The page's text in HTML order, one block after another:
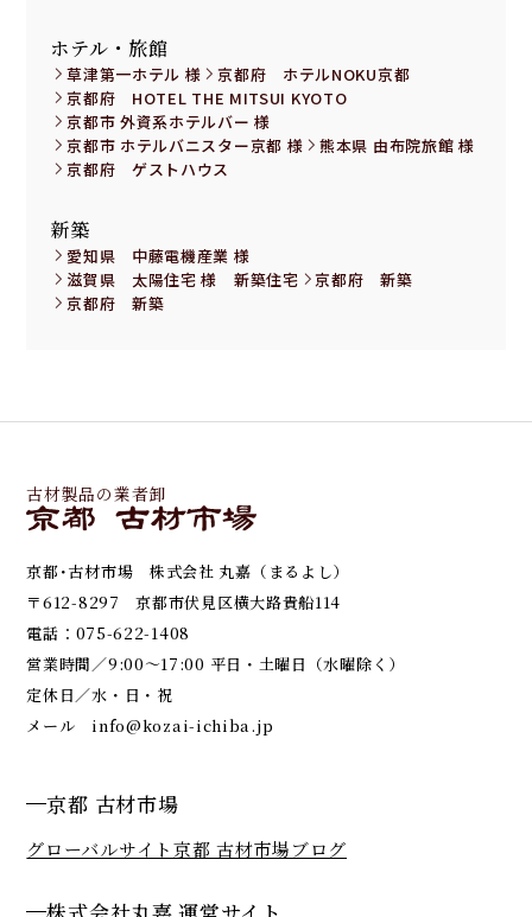
ホテル・旅館
草津第一ホテル 様
京都府 ホテルNOKU京都
京都府 HOTEL THE MITSUI KYOTO
京都市 外資系ホテルバー 様
京都市 ホテルバニスター京都 様
熊本県 由布院旅館 様
京都府 ゲストハウス
新築
愛知県 中藤電機産業 様
滋賀県 太陽住宅 様 新築住宅
京都府 新築
京都府 新築
古材製品の業者卸
京都･古材市場 株式会社 丸嘉（まるよし）
〒612-8297 京都市伏見区横大路貴船114
電話： 075-622-1408
営業時間／9:00～17:00 平日・土曜日（水曜除く）
定休日／水・日・祝
メール info@kozai-ichiba.jp
京都 古材市場
グローバルサイト京都 古材市場ブログ